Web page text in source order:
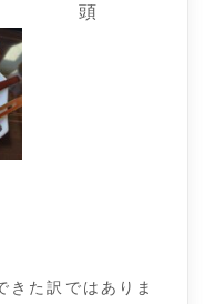
頭
きた訳ではありま